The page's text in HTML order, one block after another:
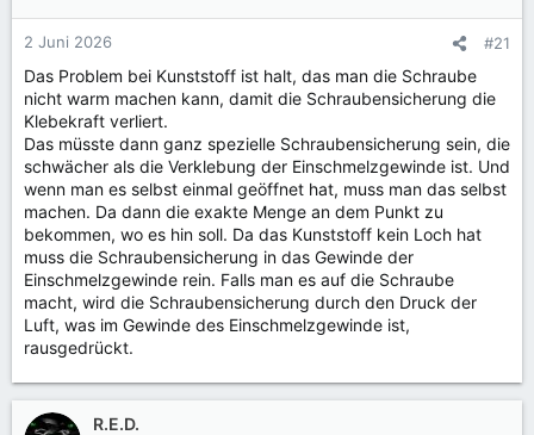
2 Juni 2026 #21
Das Problem bei Kunststoff ist halt, das man die Schraube
nicht warm machen kann, damit die Schraubensicherung die
Klebekraft verliert.
Das müsste dann ganz spezielle Schraubensicherung sein, die
schwächer als die Verklebung der Einschmelzgewinde ist. Und
wenn man es selbst einmal geöffnet hat, muss man das selbst
machen. Da dann die exakte Menge an dem Punkt zu
bekommen, wo es hin soll. Da das Kunststoff kein Loch hat
muss die Schraubensicherung in das Gewinde der
Einschmelzgewinde rein. Falls man es auf die Schraube
macht, wird die Schraubensicherung durch den Druck der
Luft, was im Gewinde des Einschmelzgewinde ist,
rausgedrückt.
R.E.D.